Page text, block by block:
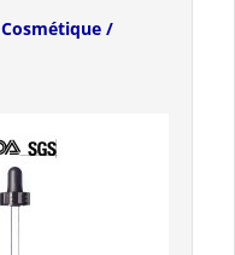
Cosmétique /